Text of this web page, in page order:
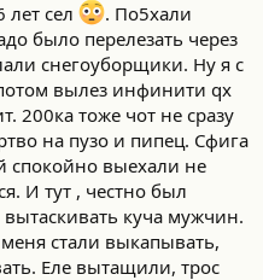
лет сел
. По5хали
было перелезать через
снегоуборщики. Ну я с
вылез инфинити qx
200ка тоже чот не сразу
на пузо и пипец. Сфига
спокойно выехали не
И тут , честно был
куча мужчин.
стали выкапывать,
Еле вытащили, трос